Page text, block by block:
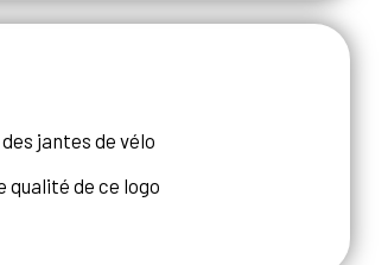
jantes de vélo
qualité de ce logo